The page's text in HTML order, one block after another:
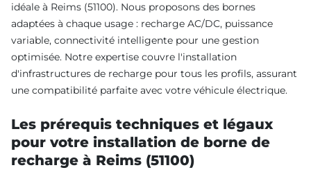
idéale à Reims (51100). Nous proposons des bornes
adaptées à chaque usage : recharge AC/DC, puissance
variable, connectivité intelligente pour une gestion
optimisée. Notre expertise couvre l'installation
d'infrastructures de recharge pour tous les profils, assurant
une compatibilité parfaite avec votre véhicule électrique.
Les prérequis techniques et légaux
pour votre installation de borne de
recharge à Reims (51100)